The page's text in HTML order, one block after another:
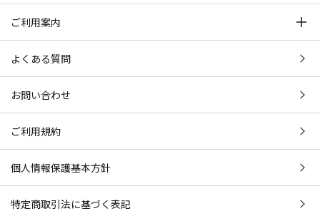
ご利用案内
よくある質問
お問い合わせ
ご利用規約
個人情報保護基本方針
特定商取引法に基づく表記